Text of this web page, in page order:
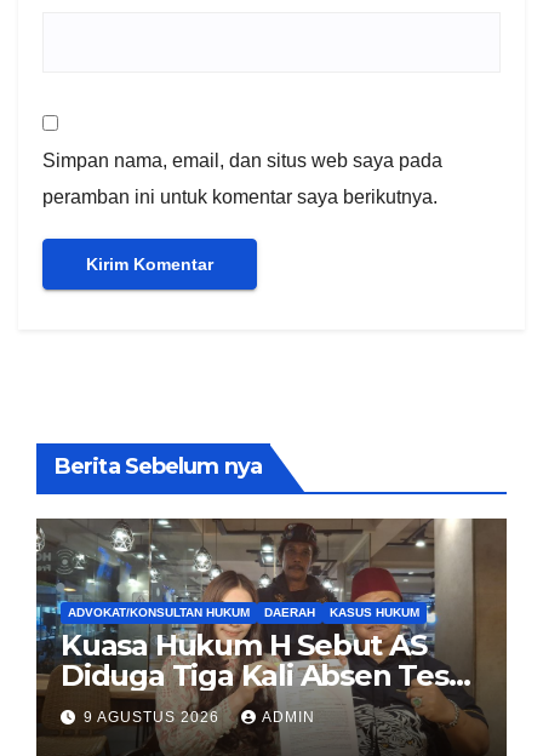
Simpan nama, email, dan situs web saya pada
peramban ini untuk komentar saya berikutnya.
Berita Sebelum nya
ADVOKAT/KONSULTAN HUKUM DAERAH KASUS HUKUM
Kuasa Hukum H Sebut AS
Diduga Tiga Kali Absen Tes
DNA, Minta Proses Hukum
Dibuka Secara Terang
9 AGUSTUS 2026 ADMIN